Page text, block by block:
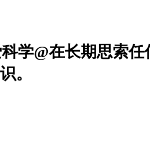
学@在长期思索任
。